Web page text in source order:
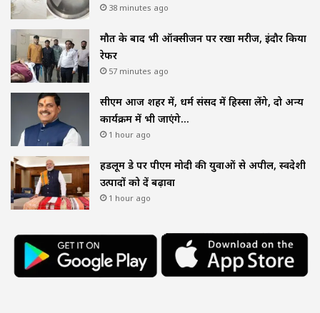
38 minutes ago
मौत के बाद भी ऑक्सीजन पर रखा मरीज, इंदौर किया
रेफर
57 minutes ago
सीएम आज शहर में, धर्म संसद में हिस्सा लेंगे, दो अन्य
कार्यक्रम में भी जाएंगे…
1 hour ago
हैंडलूम डे पर पीएम मोदी की युवाओं से अपील, स्वदेशी
उत्पादों को दें बढ़ावा
1 hour ago